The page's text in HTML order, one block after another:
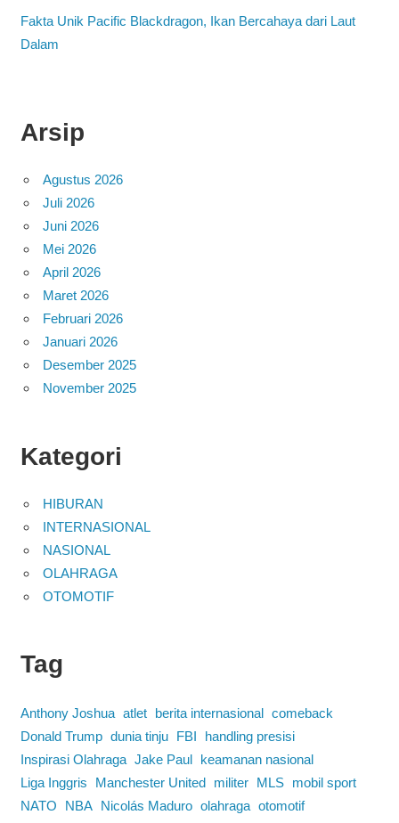
Fakta Unik Pacific Blackdragon, Ikan Bercahaya dari Laut
Dalam
Arsip
Agustus 2026
Juli 2026
Juni 2026
Mei 2026
April 2026
Maret 2026
Februari 2026
Januari 2026
Desember 2025
November 2025
Kategori
HIBURAN
INTERNASIONAL
NASIONAL
OLAHRAGA
OTOMOTIF
Tag
Anthony Joshua atlet berita internasional comeback
Donald Trump dunia tinju FBI
handling presisi
Inspirasi Olahraga Jake Paul
keamanan nasional
Liga Inggris
Manchester United militer MLS
mobil sport
NATO
NBA Nicolás Maduro olahraga otomotif